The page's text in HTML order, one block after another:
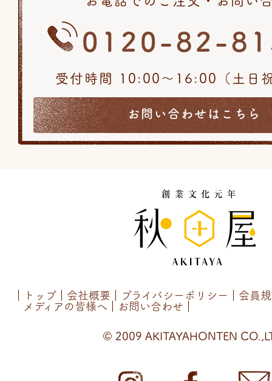
0120-82-
受付時間 10:00〜16:00（土日
お問い合わせはこちら
トップ 会社概要 プライバシーポリシー 会員
メディアの皆様へ
お問い合わせ
© 2009 AKITAYAHONTEN